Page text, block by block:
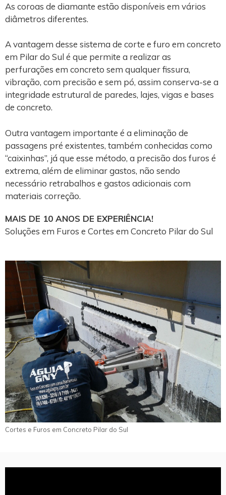
As coroas de diamante estão disponíveis em vários
diâmetros diferentes.
A vantagem desse sistema de corte e furo em concreto
em Pilar do Sul é que permite a realizar as
perfurações em concreto sem qualquer fissura,
vibração, com precisão e sem pó, assim conserva-se a
integridade estrutural de paredes, lajes, vigas e bases
de concreto.
Outra vantagem importante é a eliminação de
passagens pré existentes, também conhecidas como
“caixinhas”, já que esse método, a precisão dos furos é
extrema, além de eliminar gastos, não sendo
necessário retrabalhos e gastos adicionais com
materiais correção.
MAIS DE 10 ANOS DE EXPERIÊNCIA!
Soluções em Furos e Cortes em Concreto Pilar do Sul
Cortes e Furos em Concreto Pilar do Sul